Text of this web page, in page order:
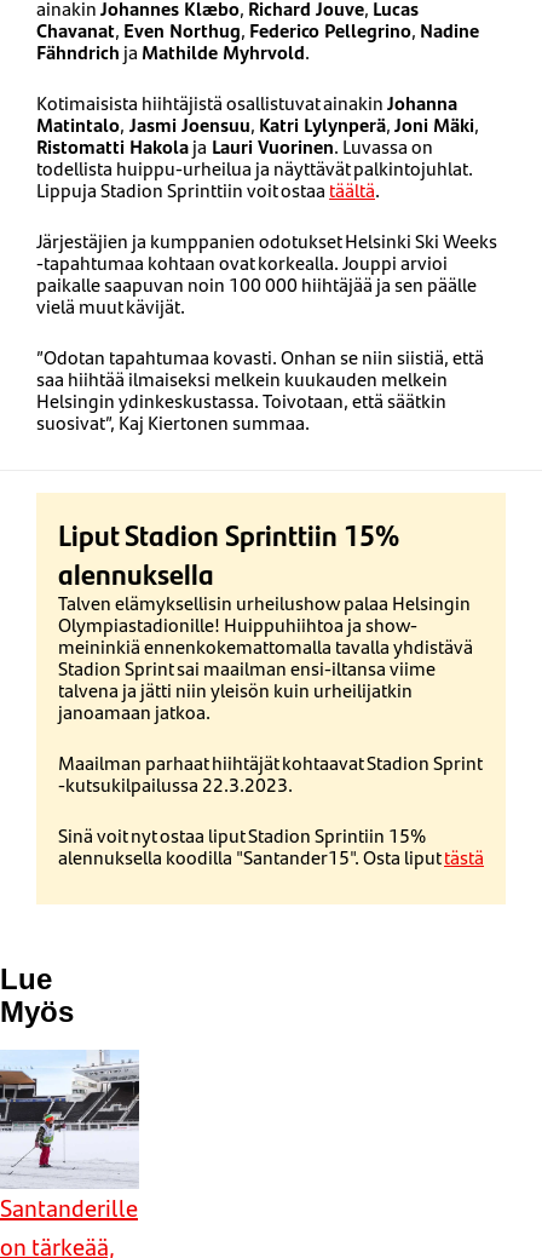
ainakinJohannes Klæbo, Richard Jouve, Lucas
Chavanat, Even Northug, Federico Pellegrino, Nadine
Fähndrich ja Mathilde Myhrvold.
Kotimaisista hiihtäjistä osallistuvat ainakinJohanna
Matintalo, Jasmi Joensuu, Katri Lylynperä,Joni Mäki,
Ristomatti Hakolaja Lauri Vuorinen. Luvassa on
todellista huippu-urheilua ja näyttävät palkintojuhlat.
Lippuja Stadion Sprinttiin voit ostaa täältä.
Järjestäjien ja kumppanien odotukset Helsinki Ski Weeks
-tapahtumaa kohtaan ovat korkealla. Jouppi arvioi
paikalle saapuvan noin 100 000 hiihtäjää ja sen päälle
vielä muut kävijät.
”Odotan tapahtumaa kovasti. Onhan se niin siistiä, että
saa hiihtää ilmaiseksi melkein kuukauden melkein
Helsingin ydinkeskustassa. Toivotaan, että säätkin
suosivat”, Kaj Kiertonen summaa.
Liput Stadion Sprinttiin 15%
alennuksella
Talven elämyksellisin urheilushow palaa Helsingin
Olympiastadionille! Huippuhiihtoa ja show-
meininkiä ennenkokemattomalla tavalla yhdistävä
Stadion Sprint sai maailman ensi-iltansa viime
talvena ja jätti niin yleisön kuin urheilijatkin
janoamaan jatkoa.
Maailman parhaat hiihtäjät kohtaavat Stadion Sprint
-kutsukilpailussa 22.3.2023.
Sinä voit nyt ostaa liput Stadion Sprintiin 15%
alennuksella koodilla "Santander15". Osta liputtästä
Lue
Myös
Santanderille
on tärkeää,